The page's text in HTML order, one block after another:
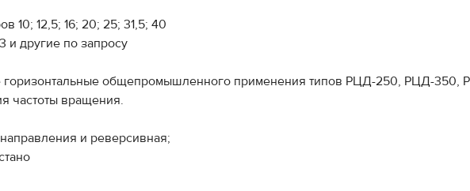
10; 12,5; 16; 20; 25; 31,5; 40
и другие по запросу
горизонтальные общепромышленного применения типов РЦД-250, РЦД-
частоты вращения.
и реверсивная;